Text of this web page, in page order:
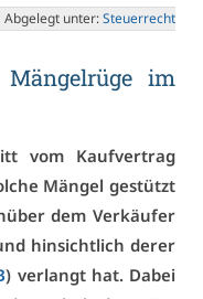
Ab­ge­legt un­ter:Steu­er­recht
im
vom Kauf­ver­trag
Män­gel ge­stützt
dem Ver­käu­fer
hin­sicht­lich de­rer
) ver­langt hat. Da­bei